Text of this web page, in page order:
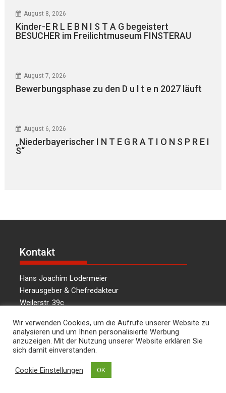
August 8, 2026
Kinder-E R L E B N I S T A G begeistert
BESUCHER im Freilichtmuseum FINSTERAU
August 7, 2026
Bewerbungsphase zu den D u l t e n 2027 läuft
August 6, 2026
„Niederbayerischer I N T E G R A T I O N S P R E I
S“
Kontakt
Hans Joachim Lodermeier
Herausgeber & Chefredakteur
Weilerstr. 39c
dies.und.das@t-online.de
0176/64349821
Über uns
Wir verwenden Cookies, um die Aufrufe unserer Website zu
analysieren und um Ihnen personalisierte Werbung
anzuzeigen. Mit der Nutzung unserer Website erklären Sie
sich damit einverstanden.
Cookie Einstellungen OK